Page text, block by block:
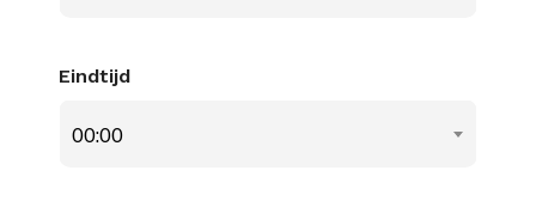
Eindtijd
00:00